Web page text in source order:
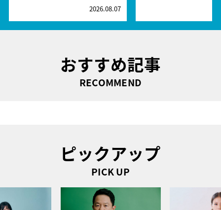
2026.08.07
おすすめ記事
RECOMMEND
ピックアップ
PICK UP